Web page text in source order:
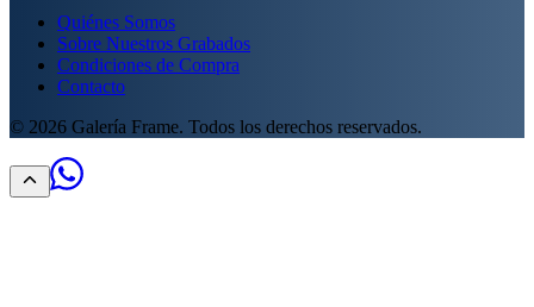
Quiénes Somos
Sobre Nuestros Grabados
Condiciones de Compra
Contacto
© 2026 Galería Frame. Todos los derechos reservados.